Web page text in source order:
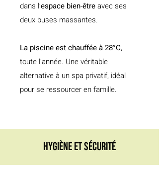
dans l’espace bien-êtreavec ses
deux buses massantes.
La piscine est chauffée à 28°C,
toute l’année. Une véritable
alternative à un spa privatif, idéal
pour se ressourcer en famille.
Hygiène et sécurité